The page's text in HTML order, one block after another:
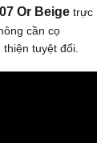
Or Beige trực
cần cọ
tuyệt đối.